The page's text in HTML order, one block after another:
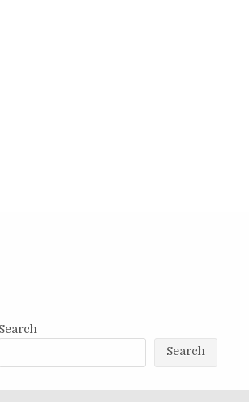
Search
Search